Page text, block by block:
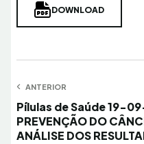
DOWNLOAD
Navegação
de
Post
ANTERIOR
Anterior
Pílulas de Saúde 19-
PREVENÇÃO DO
ANÁLISE DOS